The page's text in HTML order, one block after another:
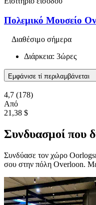
Πολεμικό Μουσείο
Διαθέσιμο σήμερα
Διάρκεια: 3ώρες
Εμφάνισε τί περιλαμβάνεται
4,7 (178)
Από
21,38 $
Συνδυασμοί που
Συνδύασε τον χώρο
σου στην πόλη Overloon.